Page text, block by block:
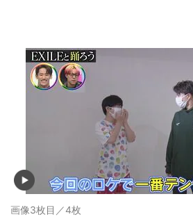
画像3枚目／4枚